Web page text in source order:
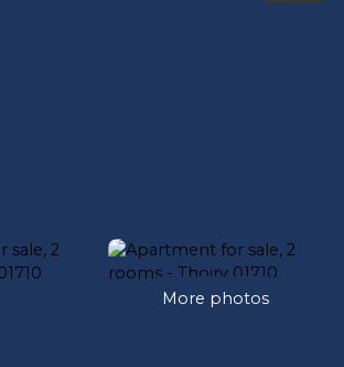
More photos